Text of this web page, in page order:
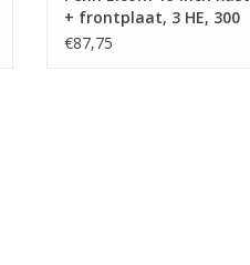
+ frontplaat, 3 HE, 300
mm
€87,75